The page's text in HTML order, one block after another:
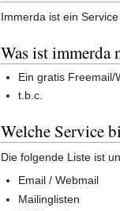
Immerda ist ein
Was ist immerda
Ein gratis Freemail/
t.b.c.
Welche Service
Die folgende Liste ist
Email / Webmail
Mailinglisten